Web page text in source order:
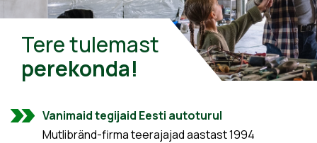
Tere tulemast
perekonda!
Vanimaid tegijaid Eesti autoturul
Mutlibränd-firma teerajajad aastast 1994